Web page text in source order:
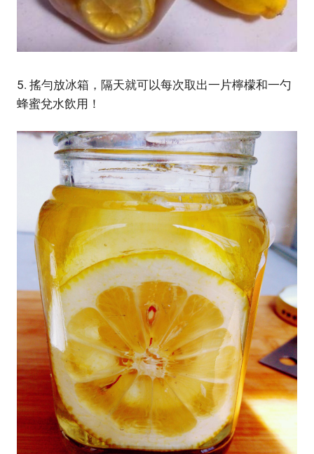
5. 搖勻放冰箱，隔天就可以每次取出一片檸檬和一勺
蜂蜜兌水飲用！